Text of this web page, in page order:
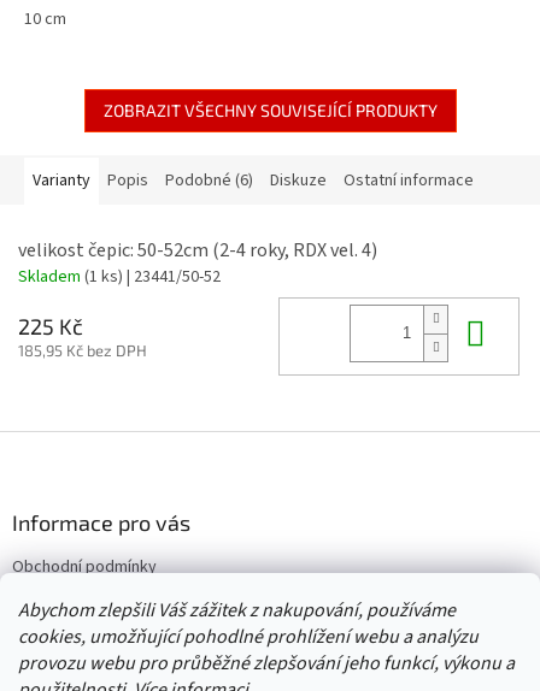
Abychom zlepšili Váš zážitek z nakupování, používáme
cookies, umožňující pohodlné prohlížení webu a analýzu
provozu webu pro průběžné zlepšování jeho funkcí, výkonu a
10 cm
ZOBRAZIT VŠECHNY SOUVISEJÍCÍ PRODUKTY
Varianty Popis Podobné (6) Diskuze Ostatní informace
velikost čepic: 50-52cm (2-4 roky, RDX vel. 4)
Skladem (1 ks) | 23441/50-52
225 Kč
185,95 Kč bez DPH
í
Informace pro vás
Obchodní podmínky
Vrácení/výměna/reklamace
Velkoobchod